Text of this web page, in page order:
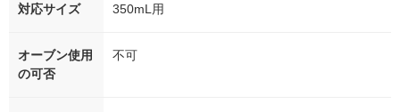
対応サイズ 350mL用
オーブン使用
の可否
不可